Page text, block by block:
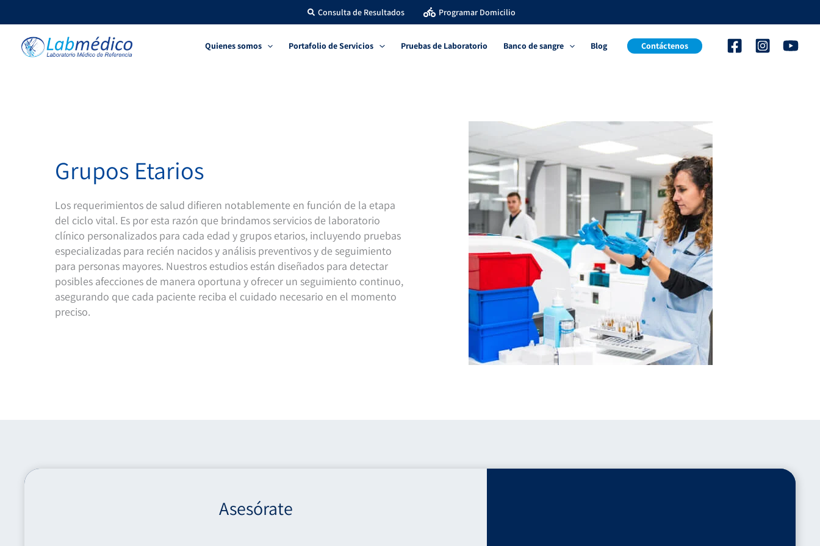
al
contenido
Consulta de Resultados Programar Domicilio
Quienes somos Portafolio de Servicios Pruebas de Laboratorio Banco de sangre Blog Contáctenos
Grupos Etarios
Los requerimientos de salud difieren notablemente en función de la etapa
del ciclo vital. Es por esta razón que brindamos servicios de laboratorio
clínico personalizados para cada edad y grupos etarios, incluyendo pruebas
especializadas para recién nacidos y análisis preventivos y de seguimiento
para personas mayores. Nuestros estudios están diseñados para detectar
posibles afecciones de manera oportuna y ofrecer un seguimiento continuo,
asegurando que cada paciente reciba el cuidado necesario en el momento
preciso.
Asesórate